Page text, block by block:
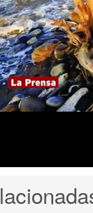
Volume